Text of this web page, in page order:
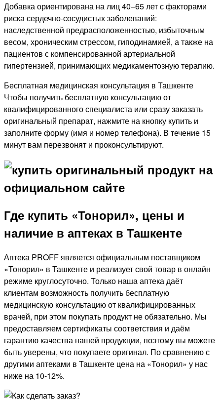
Добавка ориентирована на лиц 40–65 лет с факторами
риска сердечно-сосудистых заболеваний:
наследственной предрасположенностью, избыточным
весом, хроническим стрессом, гиподинамией, а также на
пациентов с компенсированной артериальной
гипертензией, принимающих медикаментозную терапию.
Бесплатная медицинская консультация в Ташкенте
Чтобы получить бесплатную консультацию от
квалифицированного специалиста или сразу заказать
оригинальный препарат, нажмите на кнопку купить и
заполните форму (имя и номер телефона). В течение 15
минут вам перезвонят и проконсультируют.
Где купить «Тонорил», цены и
наличие в аптеках в Ташкенте
Аптека PROFF является официальным поставщиком
«Тонорил» в Ташкенте и реализует свой товар в онлайн
режиме круглосуточно. Только наша аптека даёт
клиентам возможность получить бесплатную
медицинскую консультацию от квалифицированных
врачей, при этом покупать продукт не обязательно. Мы
предоставляем сертификаты соответствия и даём
гарантию качества нашей продукции, поэтому вы можете
быть уверены, что покупаете оригинал. По сравнению с
другими аптеками в Ташкенте цена на «Тонорил» у нас
ниже на 10-12%.